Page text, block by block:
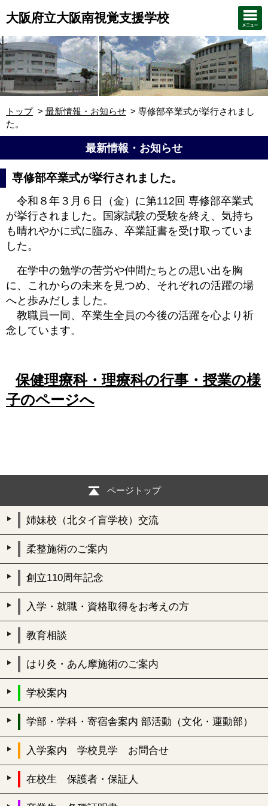
大阪府立大阪南視覚支援学校
トップ 最新情報・お知らせ
専修部卒業式が挙行されまし
た。
最新情報・お知らせ
専修部卒業式が挙行されました。
令和８年３月６日（金）に第112回 専修部卒業式
が挙行されました。 国家試験の受験を終え、気持ち
も晴れやかに式に臨み、卒業証書を受け取っていま
した。
在学中の勉学の苦労や仲間たちとの思い出を胸
に、これからの未来を見つめ、それぞれの活躍の場
へと歩みだしました。
教職員一同、卒業生全員の今後の活躍を心より祈
念しています。
保健理療科・理療科の行事・授業の様
子のページへ
ページトップ
姉妹校（北タイ盲学校）交流
柔整施術のご案内
創立110周年記念
入学・就職・資格取得をお考えの方
教育相談
はり灸・あん摩施術のご案内
学校案内
学部・学科・寄宿舎案内 部活動（文化・運動部）
入学案内 学校見学 お問合せ
在校生 保護者・保証人